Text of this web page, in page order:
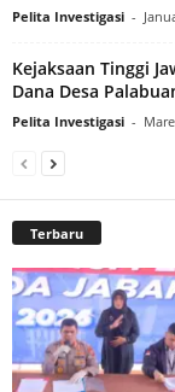
Pelita Investigasi -
Kejaksaan Tinggi
Dana Desa
Pelita Investigasi -
Terbaru